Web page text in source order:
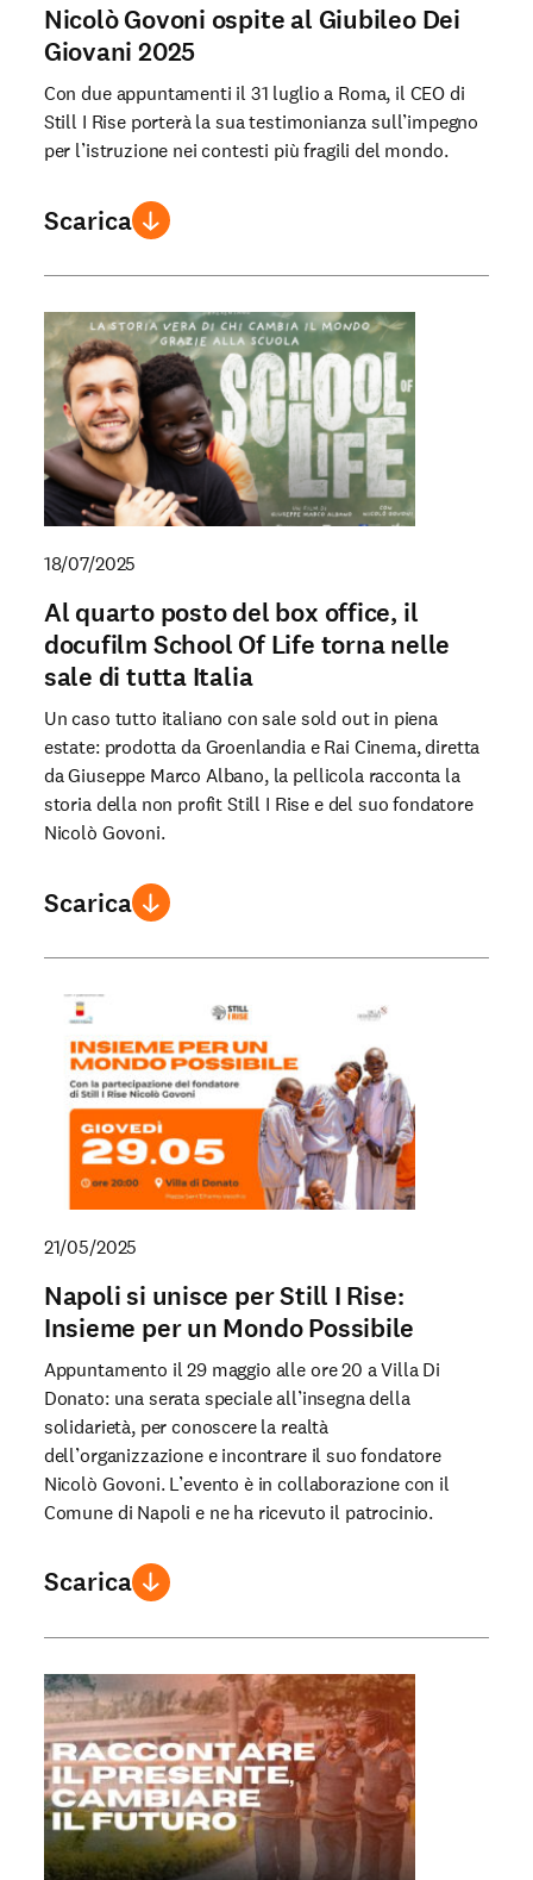
Nicolò Govoni ospite al Giubileo Dei
Giovani 2025
Con due appuntamenti il 31 luglio a Roma, il CEO di
Still I Rise porterà la sua testimonianza sull’impegno
per l’istruzione nei contesti più fragili del mondo.
Scarica
18/07/2025
Al quarto posto del box office, il
docufilm School Of Life torna nelle
sale di tutta Italia
Un caso tutto italiano con sale sold out in piena
estate: prodotta da Groenlandia e Rai Cinema, diretta
da Giuseppe Marco Albano, la pellicola racconta la
storia della non profit Still I Rise e del suo fondatore
Nicolò Govoni.
Scarica
21/05/2025
Napoli si unisce per Still I Rise:
Insieme per un Mondo Possibile
Appuntamento il 29 maggio alle ore 20 a Villa Di
Donato: una serata speciale all’insegna della
solidarietà, per conoscere la realtà
dell’organizzazione e incontrare il suo fondatore
Nicolò Govoni. L’evento è in collaborazione con il
Comune di Napoli e ne ha ricevuto il patrocinio.
Scarica